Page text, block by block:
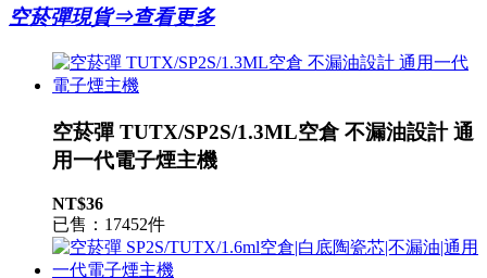
空菸彈現貨⇒查看更多
空菸彈 TUTX/SP2S/1.3ML空倉 不漏油設計 通
用一代電子煙主機
NT$36
已售：17452件